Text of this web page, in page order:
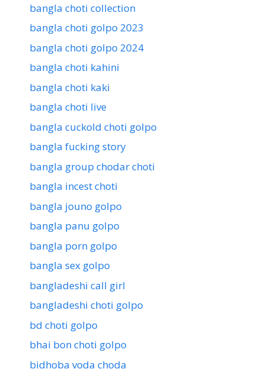
bangla choti collection
bangla choti golpo 2023
bangla choti golpo 2024
bangla choti kahini
bangla choti kaki
bangla choti live
bangla cuckold choti golpo
bangla fucking story
bangla group chodar choti
bangla incest choti
bangla jouno golpo
bangla panu golpo
bangla porn golpo
bangla sex golpo
bangladeshi call girl
bangladeshi choti golpo
bd choti golpo
bhai bon choti golpo
bidhoba voda choda